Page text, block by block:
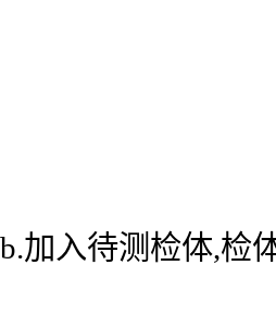
b.加入待测检体,检